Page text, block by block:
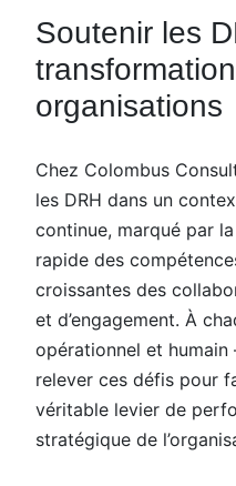
Soutenir les
organisations
Chez Colombus
les DRH dans un
continue, marqué par
rapide des
croissantes des
et d’engagement. À
opérationnel et
relever ces défis pour
véritable levier de
stratégique de